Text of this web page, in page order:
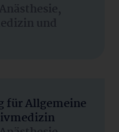
und
für Allgemeine